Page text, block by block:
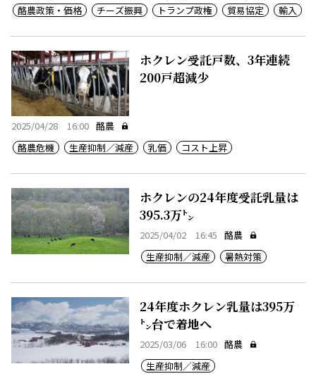
酪農政策・価格
チーズ振興 トランプ政権 貿易協定 輸入
ホクレン受託戸数、3年連続
200戸超減少
2025/04/28 16:00 酪農
酪農危機
生産抑制／減産 乳価 コスト上昇
ホクレンの24年度受託乳量は
395.3万㌧
2025/04/02 16:45 酪農
生産抑制／減産
暑熱対策
24年度ホクレン乳量は395万
㌧台で着地へ
2025/03/06 16:00 酪農
生産抑制／減産